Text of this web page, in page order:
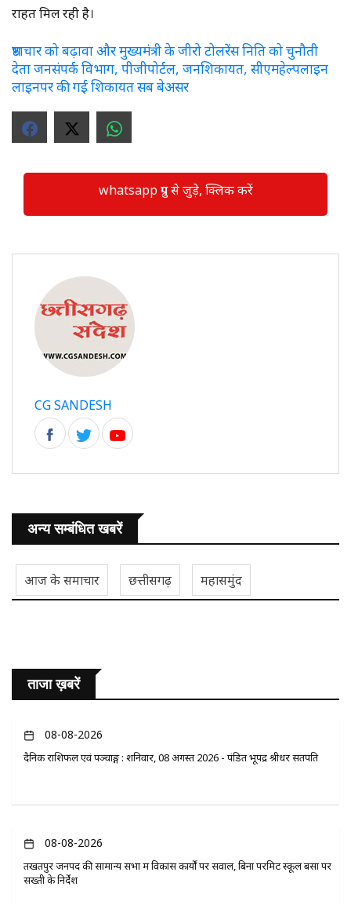
राहत मिल रही है।
भ्रष्टाचार को बढ़ावा और मुख्यमंत्री के जीरो टोलरेंस निति को चुनौती
देता जनसंपर्क विभाग, पीजीपोर्टल, जनशिकायत, सीएमहेल्पलाइन
लाइनपर की गई शिकायत सब बेअसर
whatsapp ग्रुप से जुड़े, क्लिक करें
CG SANDESH
अन्य सम्बंधित खबरें
आज के समाचार छत्तीसगढ़ महासमुंद
ताजा ख़बरें
08-08-2026
दैनिक राशिफल एवं पञ्चाङ्ग : शनिवार, 08 अगस्त 2026 - पंडित भूपेंद्र श्रीधर सतपति
08-08-2026
तखतपुर जनपद की सामान्य सभा में विकास कार्यों पर सवाल, बिना परमिट स्कूल बसों पर
सख्ती के निर्देश